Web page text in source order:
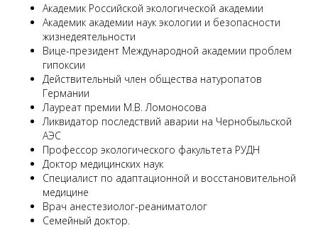
Академик Российской экологической академии
Академик академии наук экологии и безопасности
жизнедеятельности
Вице-президент Международной академии проблем
гипоксии
Действительный член общества натуропатов
Германии
Лауреат премии М.В. Ломоносова
Ликвидатор последствий аварии на Чернобыльской
АЭС
Профессор экологического факультета РУДН
Доктор медицинских наук
Специалист по адаптационной и восстановительной
медицине
Врач анестезиолог-реаниматолог
Семейный доктор.